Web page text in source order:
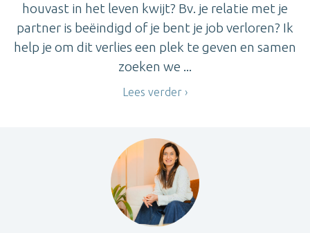
houvast in het leven kwijt? Bv. je relatie met je
partner is beëindigd of je bent je job verloren? Ik
help je om dit verlies een plek te geven en samen
zoeken we ...
Lees verder